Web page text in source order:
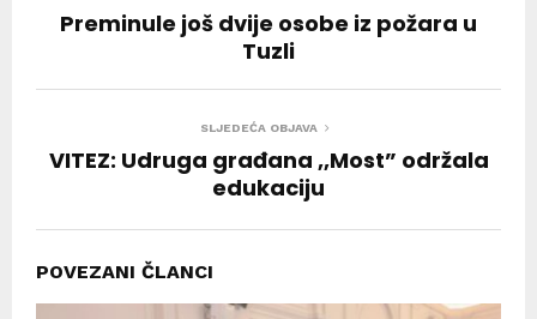
Preminule još dvije osobe iz požara u
Tuzli
SLJEDEĆA OBJAVA
VITEZ: Udruga građana ,,Most” održala
edukaciju
POVEZANI ČLANCI